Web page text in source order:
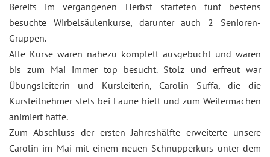
Bereits im vergangenen Herbst starteten fünf bestens
besuchte Wirbelsäulenkurse, darunter auch 2 Senioren-
Gruppen.
Alle Kurse waren nahezu komplett ausgebucht und waren
bis zum Mai immer top besucht. Stolz und erfreut war
Übungsleiterin und Kursleiterin, Carolin Suffa, die die
Kursteilnehmer stets bei Laune hielt und zum Weitermachen
animiert hatte.
Zum Abschluss der ersten Jahreshälfte erweiterte unsere
Carolin im Mai mit einem neuen Schnupperkurs unter dem